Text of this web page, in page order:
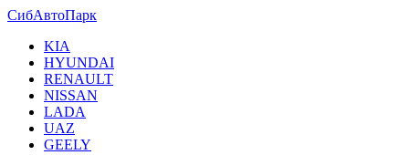
СибАвтоПарк
KIA
HYUNDAI
RENAULT
NISSAN
LADA
UAZ
GEELY